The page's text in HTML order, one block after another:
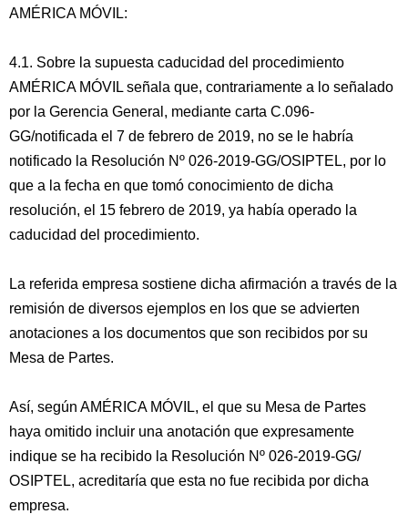
AMÉRICA MÓVIL:
4.1. Sobre la supuesta caducidad del procedimiento
AMÉRICA MÓVIL señala que, contrariamente a lo señalado
por la Gerencia General, mediante carta C.096-
GG/notificada el 7 de febrero de 2019, no se le habría
notificado la Resolución Nº 026-2019-GG/OSIPTEL, por lo
que a la fecha en que tomó conocimiento de dicha
resolución, el 15 febrero de 2019, ya había operado la
caducidad del procedimiento.
La referida empresa sostiene dicha afirmación a través de la
remisión de diversos ejemplos en los que se advierten
anotaciones a los documentos que son recibidos por su
Mesa de Partes.
Así, según AMÉRICA MÓVIL, el que su Mesa de Partes
haya omitido incluir una anotación que expresamente
indique se ha recibido la Resolución Nº 026-2019-GG/
OSIPTEL, acreditaría que esta no fue recibida por dicha
empresa.